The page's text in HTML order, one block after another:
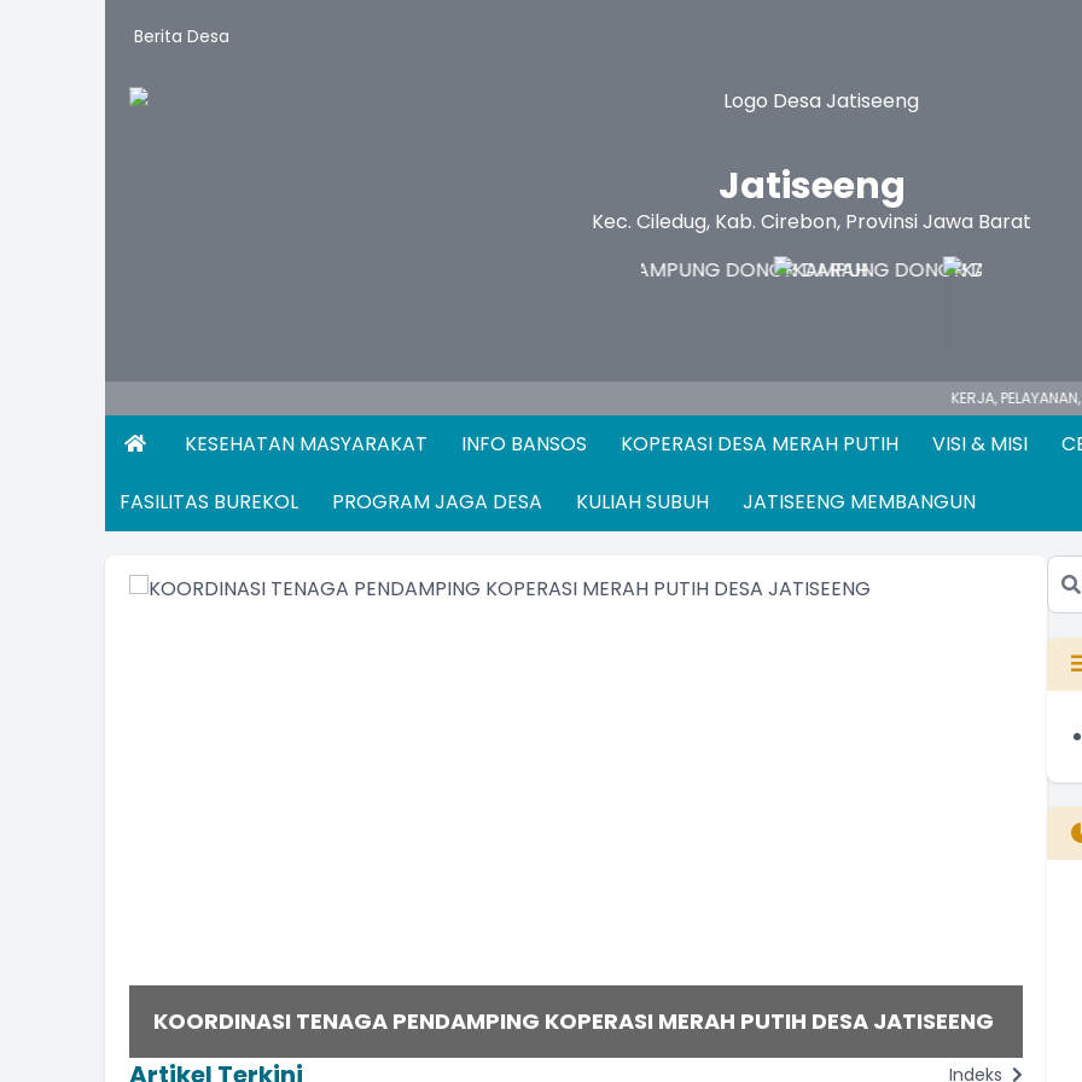
Berita Desa
Jatiseeng
Kec. Ciledug, Kab. Cirebon, Provinsi Jawa Barat
PELAYANAN,
KESEHATAN MASYARAKAT INFO BANSOS KOPERASI DESA MERAH PUTIH VISI & MISI
FASILITAS BUREKOL PROGRAM JAGA DESA KULIAH SUBUH JATISEENG MEMBANGUN
KOORDINASI TENAGA PENDAMPING KOPERASI MERAH PUTIH DESA JATISEENG
Artikel Terkini Indeks